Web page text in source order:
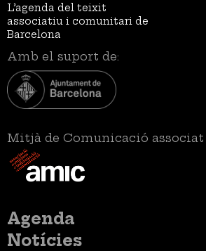
L’agenda del teixit
associatiu i comunitari de
Barcelona
Amb el suport de:
Mitjà de Comunicació associat
Menú
principal
Agenda
Notícies